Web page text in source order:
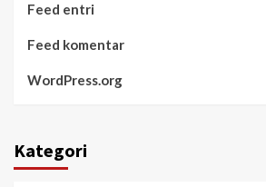
Feed entri
Feed komentar
WordPress.org
Kategori